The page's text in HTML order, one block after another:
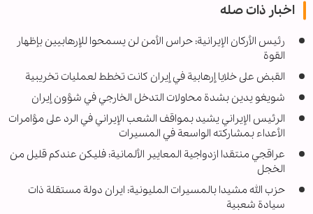
اخبار ذات صله
رئيس الأركان الإيرانية: حراس الأمن لن یسمحوا للإرهابیین بإظهار
القوة
القبض على خلايا إرهابية في إيران كانت تخطط لعمليات تخريبية
شويغو يدين بشدة محاولات التدخل الخارجي في شؤون إيران
الرئيس الإيراني يشيد بمواقف الشعب الإيراني في الرد على مؤامرات
الأعداء بمشاركته الواسعة في المسيرات
عراقجي منتقدا ازدواجية المعايير الألمانية: فليكن عندكم قليل من
الخجل
حزب الله مشيدا بالمسيرات المليونية: ايران دولة مستقلة ذات
سيادة شعبية